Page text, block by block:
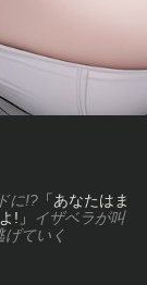
に!? 「あなたはま
!」
イザベラが叫
ていく